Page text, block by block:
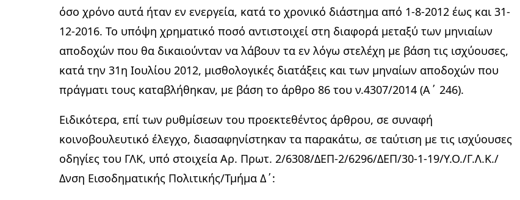
όσο χρόνο αυτά ήταν εν ενεργεία, κατά το χρονικό διάστημα από 1-8-2012 έως και 31-
12-2016. Το υπόψη χρηματικό ποσό αντιστοιχεί στη διαφορά μεταξύ των μηνιαίων
αποδοχών που θα δικαιούνταν να λάβουν τα εν λόγω στελέχη με βάση τις ισχύουσες,
κατά την 31η Ιουλίου 2012, μισθολογικές διατάξεις και των μηναίων αποδοχών που
πράγματι τους καταβλήθηκαν, με βάση το άρθρο 86 του ν.4307/2014 (Α΄ 246).
Ειδικότερα, επί των ρυθμίσεων του προεκτεθέντος άρθρου, σε συναφή
κοινοβουλευτικό έλεγχο, διασαφηνίστηκαν τα παρακάτω, σε ταύτιση με τις ισχύουσες
οδηγίες του ΓΛΚ, υπό στοιχεία Αρ. Πρωτ. 2/6308/ΔΕΠ-2/6296/ΔΕΠ/30-1-19/Υ.Ο./Γ.Λ.Κ./
Δνση Εισοδηματικής Πολιτικής/Τμήμα Δ΄: